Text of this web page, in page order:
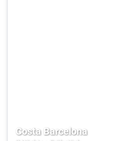
Costa Barcelona